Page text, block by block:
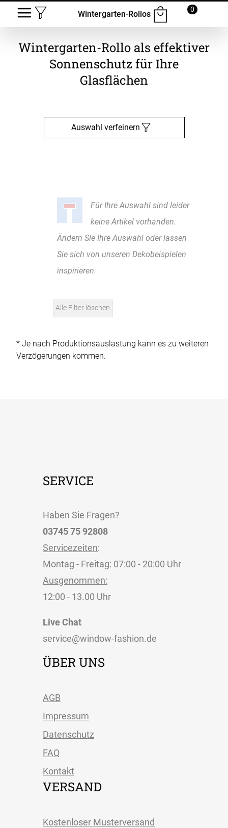
Wintergarten-Rollos
0
Wintergarten-Rollo als effektiver
Sonnenschutz für Ihre
Glasflächen
Auswahl verfeinern
Für Ihre Auswahl sind leider
keine Artikel vorhanden.
Ändern Sie Ihre Auswahl oder lassen
Sie sich von unseren Dekobeispielen
inspirieren.
Alle Filter löschen
* Je nach Produktionsauslastung kann es zu weiteren
Verzögerungen kommen.
SERVICE
Haben Sie Fragen?
03745 75 92808
Servicezeiten:
Montag - Freitag: 07:00 - 20:00 Uhr
Ausgenommen:
12:00 - 13.00 Uhr
Live Chat
service@window-fashion.de
ÜBER UNS
AGB
Impressum
Datenschutz
FAQ
Kontakt
VERSAND
Kostenloser Musterversand